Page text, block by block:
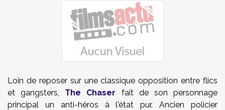
Loin de reposer sur une classique opposition entre flics
et gangsters, The Chaser fait de son personnage
principal un anti-héros à l'état pur. Ancien policier